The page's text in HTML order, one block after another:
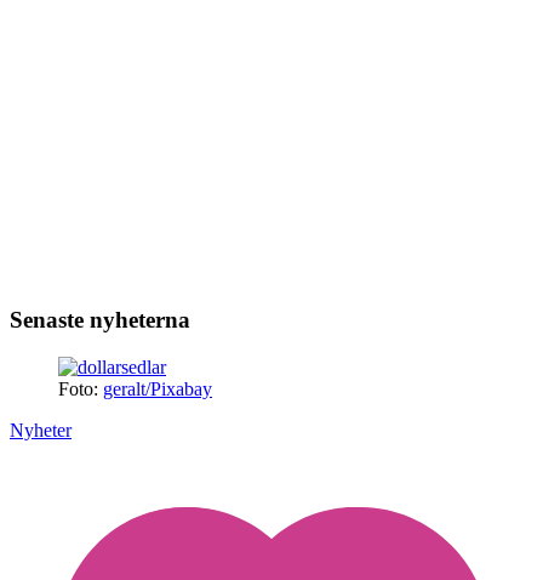
Senaste nyheterna
Foto: geralt/Pixabay
Nyheter